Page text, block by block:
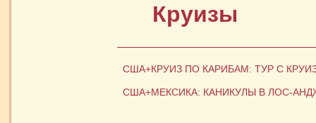
Круизы
США+КРУИЗ ПО КАРИБАМ: ТУР С
США+МЕКСИКА: КАНИКУЛЫ В ЛОС-